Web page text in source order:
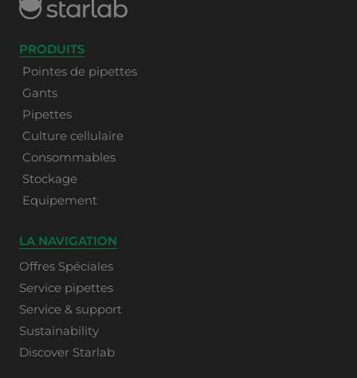
PRODUITS
Pointes de pipettes
Gants
Pipettes
Culture cellulaire
Consommables
Stockage
Equipement
LA NAVIGATION
Offres Spéciales
Service pipettes
Service & support
Sustainability
Discover Starlab